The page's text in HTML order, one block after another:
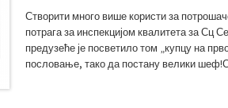
Створити много више користи за
потрага за инспекцијом квалитета за
предузеће је посветило том „купцу на
пословање, тако да постану велики
компаније;Раст купаца је наша радна